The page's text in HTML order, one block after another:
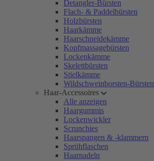
Detangler-Bürsten
Flach- & Paddelbürsten
Holzbürsten
Haarkämme
Haarschneidekämme
Kopfmassagebürsten
Lockenkämme
Skelettbürsten
Stielkämme
Wildschweinborsten-Bürsten
Haar-Accessoires
Alle anzeigen
Haargummis
Lockenwickler
Scrunchies
Haarspangen & -klammern
Sprühflaschen
Haarnadeln